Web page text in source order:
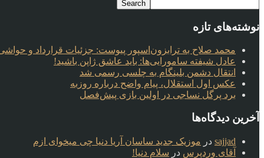
نوشته‌های تازه
محمد صلاح به ترابزون‌اسپور پیوست: جزئیات قرارداد و حواشی
عادل شیفته سامورایی‌ها: باید عاشق ژاپن باشید!
انتقال دشمن بلینگام به چلسی رسمی شد
عکس اول استقلال، پیام واضح درباره روزبه
برد پرگل نساجی در اولین بازی پیش‌فصل
آخرین دیدگاه‌ها
sajjad در موزیک جدید ساسان آریا دنیا چی میخوای ازم
آقای وردپرس در سلام دنیا!